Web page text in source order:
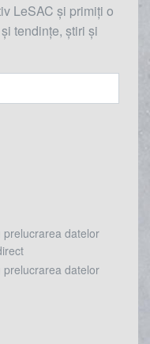
LeSAC și primiți o
tendințe, știri și
datelor
datelor